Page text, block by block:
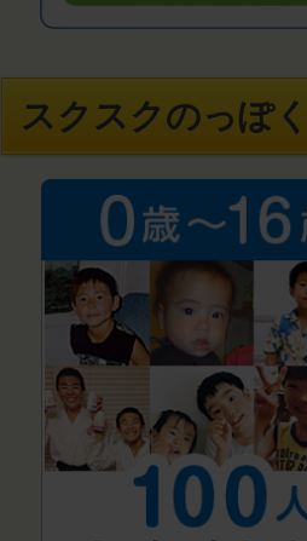
スクスクのっぽ